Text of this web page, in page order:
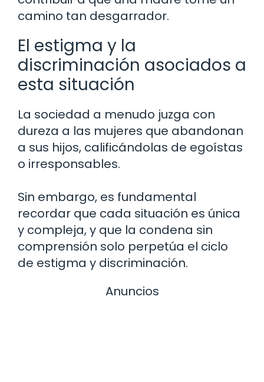
camino tan desgarrador.
El estigma y la
discriminación asociados a
esta situación
La sociedad a menudo juzga con
dureza a las mujeres que abandonan
a sus hijos, calificándolas de egoístas
o irresponsables.
Sin embargo, es fundamental
recordar que cada situación es única
y compleja, y que la condena sin
comprensión solo perpetúa el ciclo
de estigma y discriminación.
Anuncios